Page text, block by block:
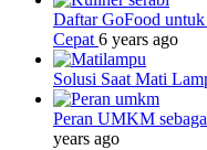
Daftar GoFood
Cepat 6 years ago
Solusi Saat Mati
Peran UMKM
years ago